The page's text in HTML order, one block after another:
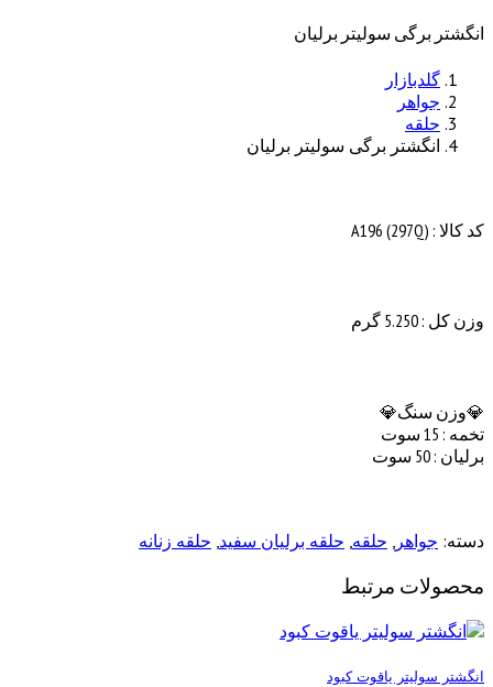
انگشتر برگی سولیتر برلیان
گلدبازار
جواهر
حلقه
انگشتر برگی سولیتر برلیان
کد کالا : (A196 (297Q
وزن کل : 5.250 گرم
💎وزن سنگ💎
تخمه : 15 سوت
برلیان : 50 سوت
دسته: جواهر , حلقه, حلقه برلیان سفید, حلقه زنانه
محصولات مرتبط
انگشتر سولیتر یاقوت کبود